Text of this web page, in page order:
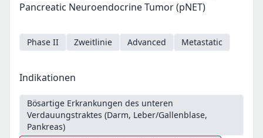
Pancreatic Neuroendocrine Tumor (pNET)
Phase II Zweitlinie Advanced Metastatic
Indikationen
Bösartige Erkrankungen des unteren
Verdauungstraktes (Darm, Leber/Gallenblase,
Pankreas)